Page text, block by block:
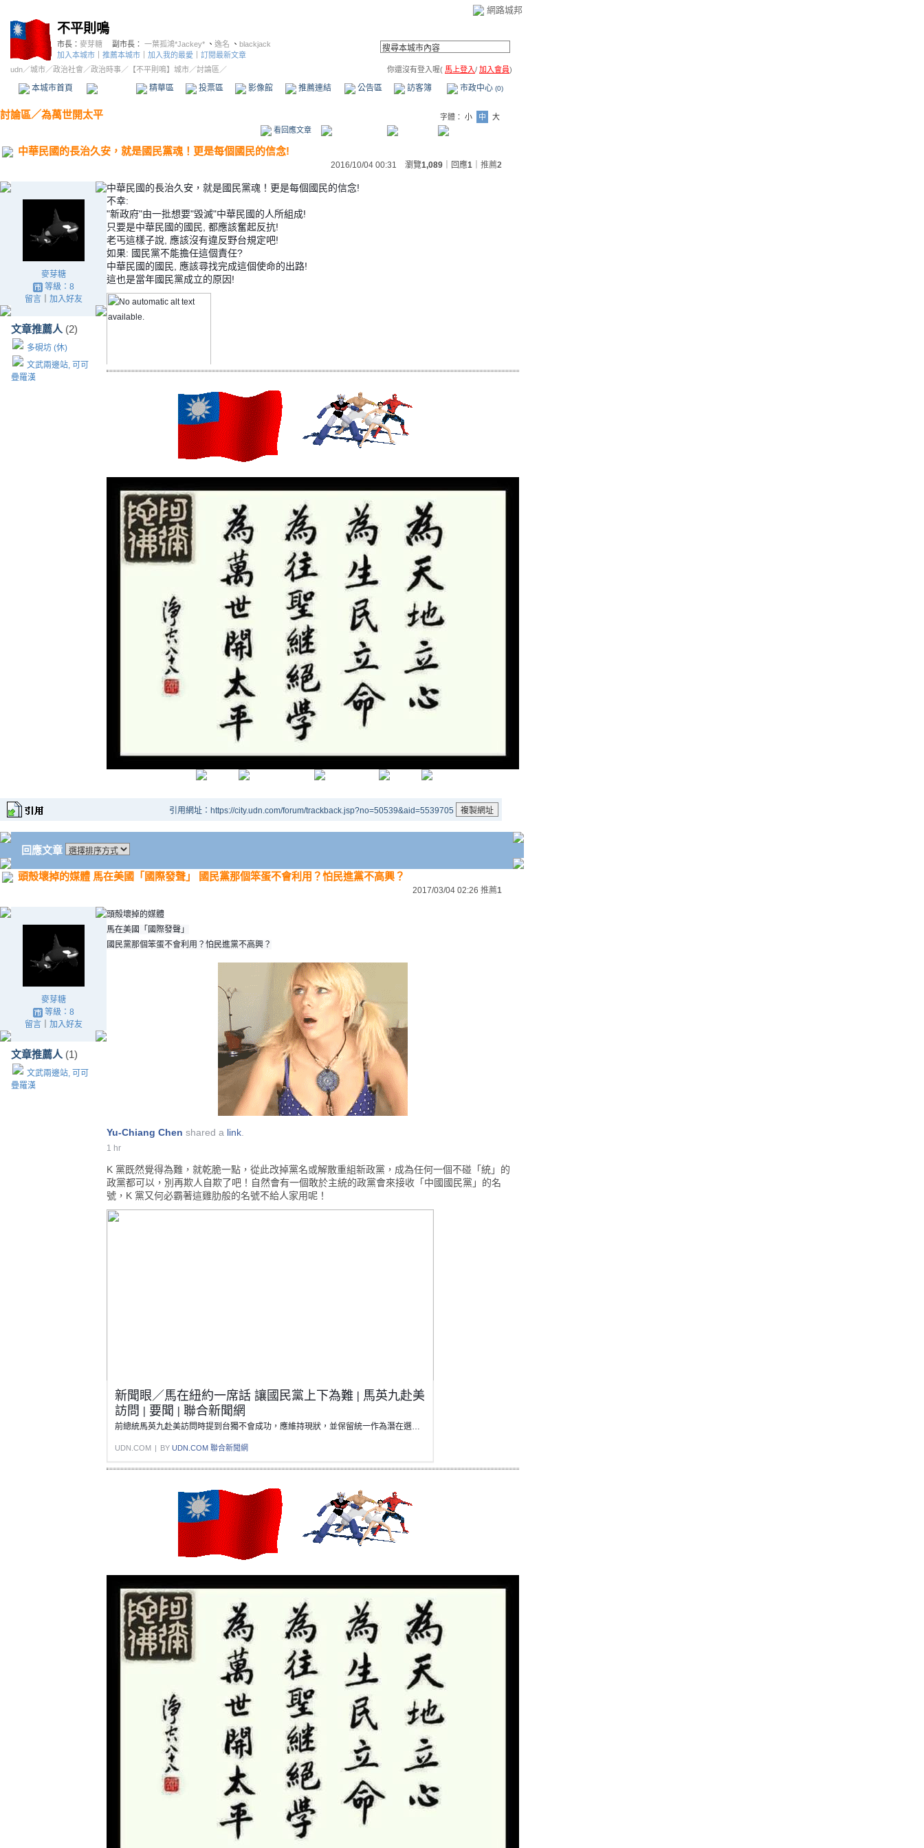
網路城邦
不平則鳴
市長： 麥芽糖 副市長： 一葉孤鴻*Jackey* 、 逸名 、 blackjack
加入本城市
推薦本城市 加入我的最愛
訂閱最新文章
udn／城市／政治社會 ／政治時事／ 【不平則鳴】城市／討論區／ 你還沒有登入喔( 馬上登入/ 加入會員)
本城市首頁 精華區 投票區 影像館 推薦連結 公告區 訪客簿 市政中心 (0)
討論區／為萬世開太平 字體： 小 中
大
看回應文章
中華民國的長治久安，就是國民黨魂！更是每個國民的信念!
2016/10/04 00:31 瀏覽1,089 ｜回應1 推薦2
麥芽糖
等級：8
留言｜ 加入好友
文章推薦人 (2)
多硯坊 (休)
文武兩邊站, 可可
疊羅漢
中華民國的長治久安，就是國民黨魂！更是每個國民的信念!
不幸:
"新政府"由一批想要"毀滅"中華民國的人所組成!
只要是中華民國的國民, 都應該奮起反抗!
老丐這樣子說, 應該沒有違反野台規定吧!
如果: 國民黨不能擔任這個責任?
中華民國的國民, 應該尋找完成這個使命的出路!
這也是當年國民黨成立的原因!
引用網址：https://city.udn.com/forum/trackback.jsp?no=50539&aid=5539705
回應文章
頭殻壞掉的媒體 馬在美國「國際發聲」 國民黨那個笨蛋不會利用？怕民進黨不高興？
2017/03/04 02:26 推薦1
麥芽糖
等級：8
留言｜ 加入好友
文章推薦人 (1)
文武兩邊站, 可可
疊羅漢
頭殻壞掉的媒體
馬在美國「國際發聲」
國民黨那個笨蛋不會利用？怕民進黨不高興？
Yu-Chiang Chen shared a link
1 hr
K 黨既然覺得為難，就乾脆一點，從此改掉黨名或解散重組新政黨，成為任何一個不碰「統」的
政黨都可以，別再欺人自欺了吧！自然會有一個敢於主統的政黨會來接收「中國國民黨」的名
號，K 黨又何必霸著這雞肋般的名號不給人家用呢！
新聞眼／馬在紐約一席話 讓國民黨上下為難 | 馬英九赴美
訪問 | 要聞 | 聯合新聞網
前總統馬英九赴美訪問時提到台獨不會成功，應維持現狀，並保留統一作為潛在選…
UDN.COM | BY UDN.COM 聯合新聞網